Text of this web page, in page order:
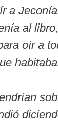
a
al libro,
oír a